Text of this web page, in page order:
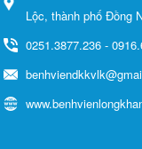
Lộc, thành phố Đồng
0251.3877.236 -